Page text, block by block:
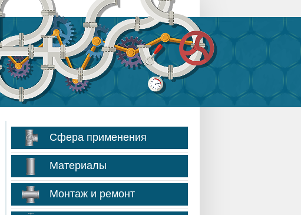
Сфера применения
Материалы
Монтаж и ремонт